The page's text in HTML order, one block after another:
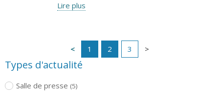
Lire plus
1 2 3
Types d'actualité
Salle de presse (5)